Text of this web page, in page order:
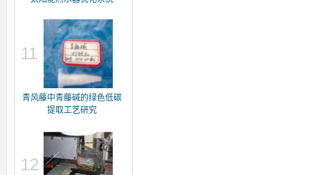
11
青风藤中青藤碱的绿色低碳
提取工艺研究
12